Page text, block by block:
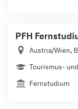
PFH
Austria/Wien,
Tourismus-
Fernstudium